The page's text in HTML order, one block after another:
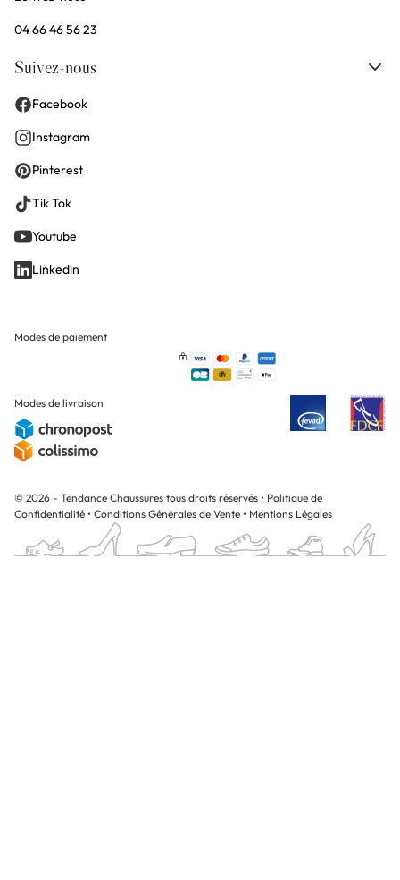
04 66 46 56 23
Suivez-nous
Facebook
Instagram
Pinterest
Tik Tok
Youtube
Linkedin
Modes de paiement
Modes de livraison
© 2026 - Tendance Chaussures tous droits réservés • Politique de
Confidentialité • Conditions Générales de Vente • Mentions Légales